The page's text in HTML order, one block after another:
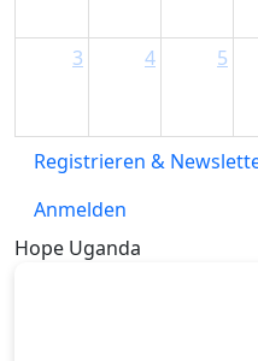
3 4 5
Registrieren &
Anmelden
Hope Uganda